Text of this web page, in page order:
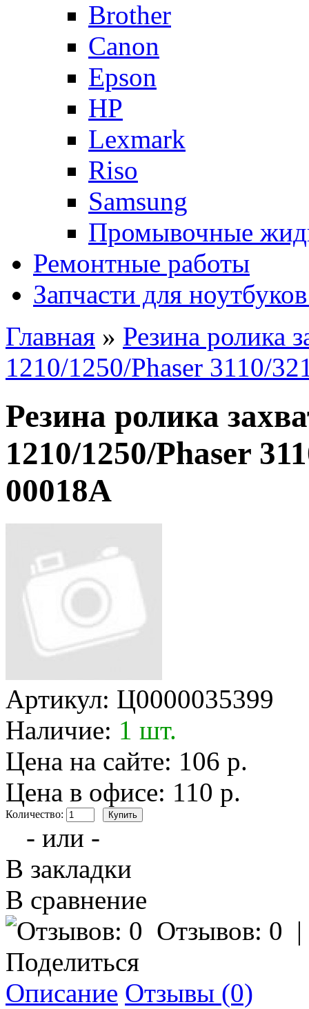
Brother
Canon
Epson
HP
Lexmark
Riso
Samsung
Промывочные
Ремонтные работы
Запчасти для
Главная » Резина ролика
1210/1250/Phaser 3110/
Резина ролика
1210/1250/Phaser
00018A
Артикул: Ц0000035399
Наличие: 1 шт.
Цена на сайте: 106 р.
Цена в офисе: 110 р.
Количество:
- или -
В закладки
В сравнение
Отзывов: 0
Поделиться
Описание Отзывы (0)